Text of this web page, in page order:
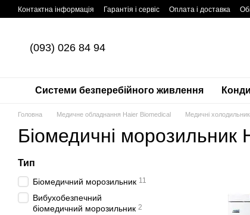
Перейти до основного контенту
Контактна інформація Гарантія і сервіс Оплата і доставка
(093) 026 84 94
Системи безперебійного живлення
Головна Медичне обладнання Haier Biomedical Медичні
Біомедичні морозильник
Тип
Біомедичний морозильник 11
Вибухобезпечний
біомедичний морозильник 2